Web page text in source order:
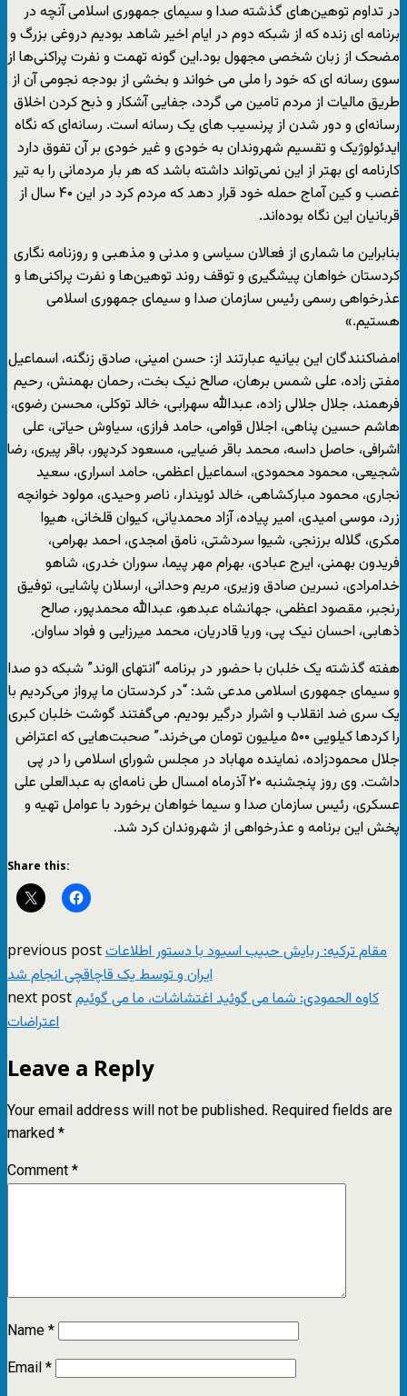
در تداوم توهین‌های گذشته صدا و سیمای جمهوری اسلامی آنچه در
برنامه ای زنده که از شبکه دوم در ایام اخیر شاهد بودیم دروغی بزرگ و
مضحک از زبان شخصی مجهول بود.این گونه تهمت و نفرت پراکنی‌ها از
سوی رسانه ای که خود را ملی می خواند و بخشی از بودجه نجومی آن از
طریق مالیات از مردم تامین می گردد، جفایی آشکار و ذبح کردن اخلاق
رسانه‌ای و دور شدن از پرنسیب های یک رسانه است. رسانه‌ای که نگاه
ایدئولوژیک و تقسیم شهروندان به خودی و غیر خودی بر آن تفوق دارد
کارنامه ای بهتر از این نمی‌تواند داشته باشد که هر بار مردمانی را به تیر
غصب و کین آماج حمله خود قرار دهد که مردم کرد در این ۴۰ سال از
قربانیان این نگاه بوده‌اند.
بنابراین ما شماری از فعالان سیاسی و مدنی و مذهبی و روزنامه نگاری
کردستان خواهان پیشگیری و توقف روند توهین‌ها و نفرت پراکنی‌ها و
عذرخواهی رسمی رئیس سازمان صدا و سیمای جمهوری اسلامی
هستیم.»
امضاکنندگان این بیانیه عبارتند از: حسن امینی، صادق زنگنه، اسماعیل
مفتی زاده، علی شمس برهان، صالح نیک بخت، رحمان بهمنش، رحیم
فرهمند، جلال جلالی زاده، عبدالله سهرابی، خالد توکلی، محسن رضوی،
هاشم حسین پناهی، اجلال قوامی، حامد فرازی، سیاوش حیاتی، علی
اشرافی، حاصل داسه، محمد باقر ضیایی، مسعود کردپور، باقر پیری، رضا
شجیعی، محمود محمودی، اسماعیل اعظمی، حامد اسراری، سعید
نجاری، محمود مبارکشاهی، خالد ئویندار، ناصر وحیدی، مولود خوانچه
زرد، موسی امیدی، امیر پیاده، آزاد محمدیانی، کیوان قلخانی، هیوا
مکری، گلاله برزنجی، شیوا سردشتی، نامق امجدی، احمد بهرامی،
فریدون بهمنی، ایرج عبادی، بهرام مهر پیما، سوران خدری، شاهو
خدامرادی، نسرین صادق وزیری، مریم وحدانی، ارسلان پاشایی، توفیق
رنجبر، مقصود اعظمی، جهانشاه عبدهو، عبدالله محمدپور، صالح
ذهابی، احسان نیک پی، وریا قادریان، محمد میرزایی و فواد ساوان.
هفته گذشته یک خلبان با حضور در برنامه “انتهای الوند” شبکه دو صدا
و سیمای جمهوری اسلامی مدعی شد: “در کردستان ما پرواز می‌کردیم با
یک سری ضد انقلاب و اشرار درگیر بودیم. می‌گفتند گوشت خلبان کبری
را کردها کیلویی ۵۰۰ میلیون تومان می‌خرند.” صحبت‌هایی که اعتراض
جلال محمودزاده، نماینده مهاباد در مجلس شورای اسلامی را در پی
داشت. وی روز پنجشنبه ۲۰ آذرماه امسال طی نامه‌ای به عبدالعلی علی
‌عسکری،‌ رئیس سازمان صدا و سیما خواهان برخورد با عوامل تهیه و
پخش این برنامه و عذرخواهی از شهروندان کرد شد.
Share this:
previous postمقام ترکیه: ربایش حبیب اسیود با دستور اطلاعات
ایران و توسط یک قاچاقچی انجام شد
next postکاوه الحمودی: شما می گوئید اغتشاشات، ما می گوئیم
اعتراضات
Leave a Reply
Your email address will not be published. Required fields are
marked*
Comment*
Name*
Email*